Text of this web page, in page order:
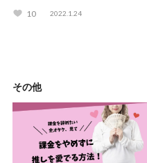
10 2022.1.24
その他